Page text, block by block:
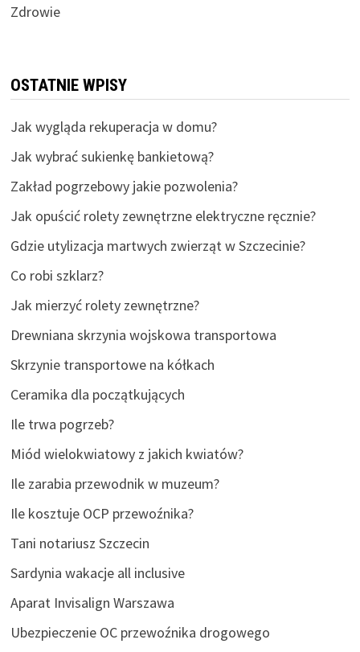
Zdrowie
OSTATNIE WPISY
Jak wygląda rekuperacja w domu?
Jak wybrać sukienkę bankietową?
Zakład pogrzebowy jakie pozwolenia?
Jak opuścić rolety zewnętrzne elektryczne ręcznie?
Gdzie utylizacja martwych zwierząt w Szczecinie?
Co robi szklarz?
Jak mierzyć rolety zewnętrzne?
Drewniana skrzynia wojskowa transportowa
Skrzynie transportowe na kółkach
Ceramika dla początkujących
Ile trwa pogrzeb?
Miód wielokwiatowy z jakich kwiatów?
Ile zarabia przewodnik w muzeum?
Ile kosztuje OCP przewoźnika?
Tani notariusz Szczecin
Sardynia wakacje all inclusive
Aparat Invisalign Warszawa
Ubezpieczenie OC przewoźnika drogowego